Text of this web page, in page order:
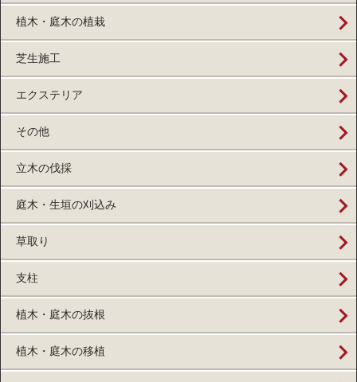
植木・庭木の植栽
芝生施工
エクステリア
その他
立木の伐採
庭木・生垣の刈込み
草取り
支柱
植木・庭木の抜根
植木・庭木の移植